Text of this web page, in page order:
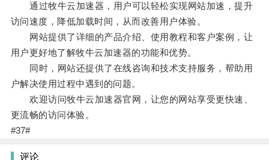
通过牧牛云加速器，用户可以轻松实现网站加速，提升
访问速度，降低加载时间，从而改善用户体验。
网站提供了详细的产品介绍、使用教程和客户案例，让
用户更好地了解牧牛云加速器的功能和优势。
同时，网站还提供了在线咨询和技术支持服务，帮助用
户解决使用过程中遇到的问题。
欢迎访问牧牛云加速器官网，让您的网站享受更快速、
更流畅的访问体验。
#37#
评论